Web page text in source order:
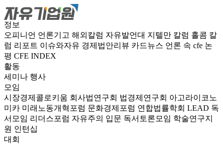
정보
오피니언 언론기고 해외칼럼 자유발언대 지텔만 칼럼 홀콤 칼
럼 리포트 이슈와자유 경제법안리뷰 카드뉴스 언론 속 cfe 논
평 CFE INDEX
활동
세미나 행사
모임
시장경제콜로키움 회사법연구회 법경제연구회 아고라이코노
미카 미래노동개혁포럼 문화경제포럼 연합법률학회 LEAD 독
서모임 리더스포럼 자유주의 입문 독서토론모임 학술연구지
원 인턴십
대회